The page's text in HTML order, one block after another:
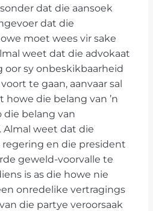
dat die aansoek
dat die
moet wees vir sake
weet dat die advokaat
sy onbeskikbaarheid
te gaan, aanvaar sal
howe die belang van ’n
die belang van
weet dat die
en die president
geweld-voorvalle te
is as die howe nie
onredelike vertragings
die partye veroorsaak